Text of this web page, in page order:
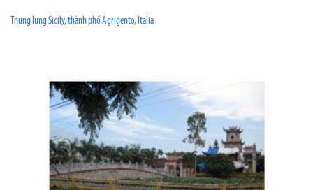
Thung lũng Sicily, thành phố Agrigento, Italia